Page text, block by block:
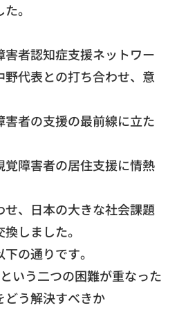
。
害者認知症支援ネットワー
野代表との打ち合わせ、意
者の支援の最前線に立た
覚障害者の居住支援に情熱
、 日本の大きな社会課題
しました。
の通りです。
いう二つの困難が重なった
どう解決すべきか